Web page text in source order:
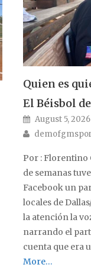
Quien es
El Béisbol
Posted on
August 5, 2026
Author
Por : Florentino
de semanas
Facebook un
locales de
la atención la
narrando el
cuenta que era
More…